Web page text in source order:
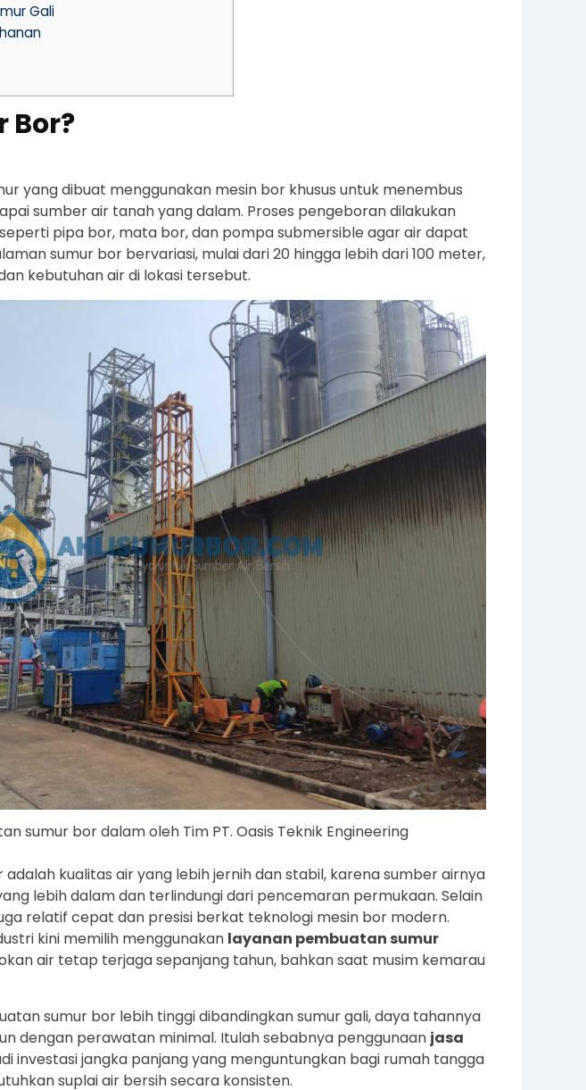
Gali
Bor?
yang dibuat menggunakan mesin bor khusus untuk menembus
sumber air tanah yang dalam. Proses pengeboran dilakukan
pipa bor, mata bor, dan pompa submersible agar air dapat
sumur bor bervariasi, mulai dari 20 hingga lebih dari 100 meter,
kebutuhan air di lokasi tersebut.
sumur bor dalam oleh Tim PT. Oasis Teknik Engineering
kualitas air yang lebih jernih dan stabil, karena sumber airnya
lebih dalam dan terlindungi dari pencemaran permukaan. Selain
relatif cepat dan presisi berkat teknologi mesin bor modern.
kini memilih menggunakan layanan pembuatan sumur
air tetap terjaga sepanjang tahun, bahkan saat musim kemarau
sumur bor lebih tinggi dibandingkan sumur gali, daya tahannya
dengan perawatan minimal. Itulah sebabnya penggunaan jasa
investasi jangka panjang yang menguntungkan bagi rumah tangga
suplai air bersih secara konsisten.